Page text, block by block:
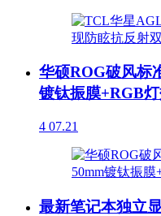
华硕ROG破风标
镀钛振膜+RGB
4 07.21
最新笔记本独立